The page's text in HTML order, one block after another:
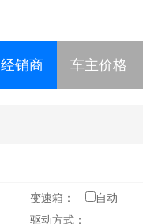
经销商 车主价格
变速箱： 自动
驱动方式：